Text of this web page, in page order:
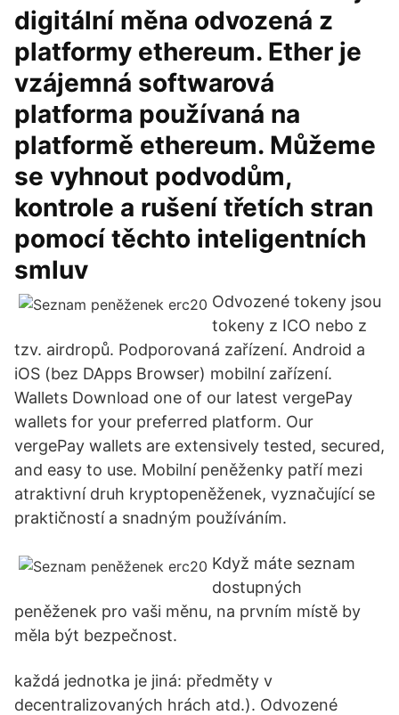
digitální měna odvozená z
platformy ethereum. Ether je
vzájemná softwarová
platforma používaná na
platformě ethereum. Můžeme
se vyhnout podvodům,
kontrole a rušení třetích stran
pomocí těchto inteligentních
smluv
Odvozené tokeny jsou
tokeny z ICO nebo z
tzv. airdropů. Podporovaná zařízení. Android a
iOS (bez DApps Browser) mobilní zařízení.
Wallets Download one of our latest vergePay
wallets for your preferred platform. Our
vergePay wallets are extensively tested, secured,
and easy to use. Mobilní peněženky patří mezi
atraktivní druh kryptopeněženek, vyznačující se
praktičností a snadným používáním.
Když máte seznam
dostupných
peněženek pro vaši měnu, na prvním místě by
měla být bezpečnost.
každá jednotka je jiná: předměty v
decentralizovaných hrách atd.). Odvozené